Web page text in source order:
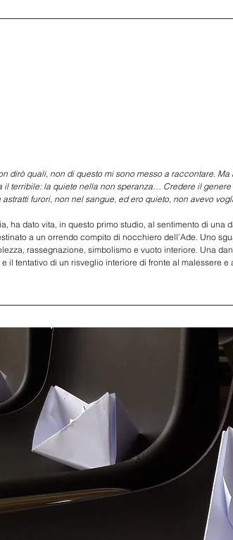
dirò quali, non di questo mi sono messo a raccontare.
terribile: la quiete nella non speranza… Credere il
furori, non nel sangue, ed ero quieto, non avevo
ha dato vita, in questo primo studio, al sentimento di
a un orrendo compito di nocchiero dell’Ade. Uno
rassegnazione, simbolismo e vuoto interiore. Una
il tentativo di un risveglio interiore di fronte al malessere